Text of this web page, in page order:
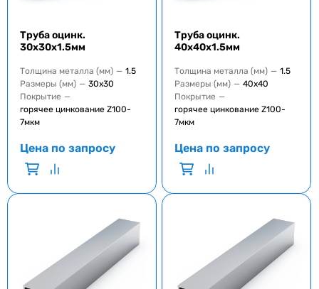
Труба оцинк.
30x30x1.5мм
Толщина металла (мм) — 1.5
Размеры (мм) — 30x30
Покрытие —
горячее цинкование Z100-
7мкм
Цена по запросу
Труба оцинк.
40x40x1.5мм
Толщина металла (мм) — 1.5
Размеры (мм) — 40х40
Покрытие —
горячее цинкование Z100-
7мкм
Цена по запросу